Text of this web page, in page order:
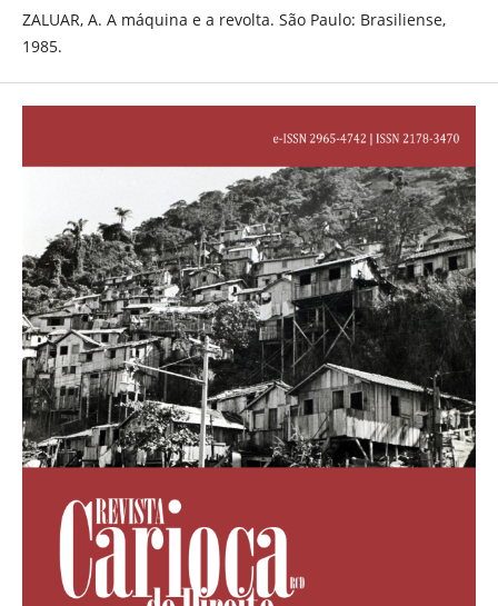
ZALUAR, A. A máquina e a revolta. São Paulo: Brasiliense,
1985.